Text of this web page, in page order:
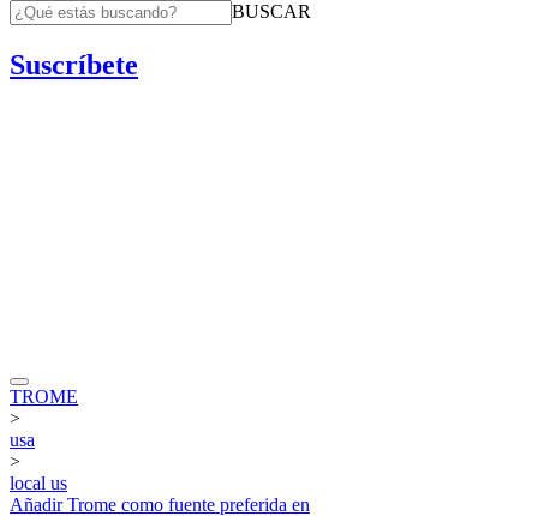
BUSCAR
Suscríbete
TROME
>
usa
>
local us
AñadirTrome como fuente preferida en